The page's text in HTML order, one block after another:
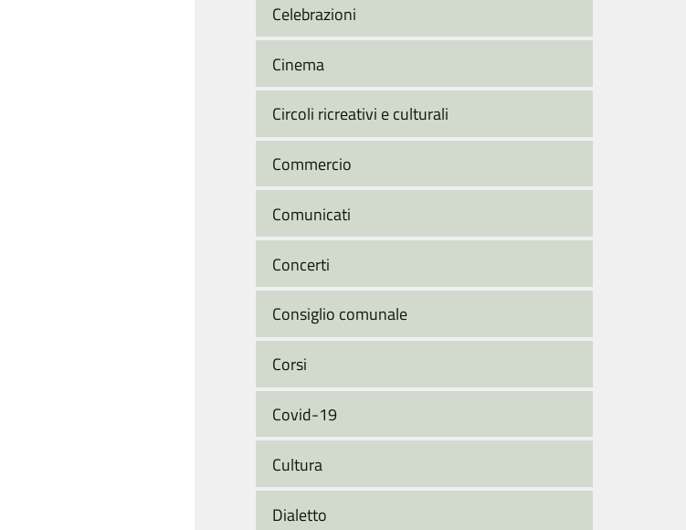
Celebrazioni
Cinema
Circoli ricreativi e culturali
Commercio
Comunicati
Concerti
Consiglio comunale
Corsi
Covid-19
Cultura
Dialetto